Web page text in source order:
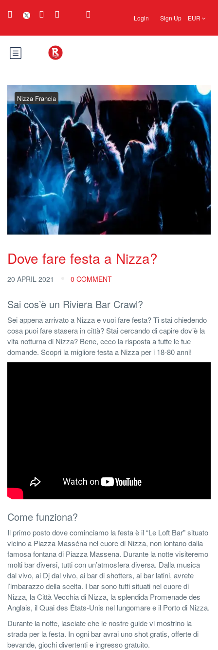
Login Sign Up EUR
Nizza Francia
Dove fare festa a Nizza?
20 APRIL 2021 0 COMMENT
Sai cos’è un Riviera Bar Crawl?
Sei appena arrivato a Nizza e vuoi fare festa? Ti stai chiedendo
cosa puoi fare stasera in città? Stai cercando di capire dov’è la
vita notturna di Nizza? Bene, ecco la risposta a tutte le tue
domande. Scopri la migliore festa a Nizza per i 18-80 anni!
Come funziona?
Il primo posto dove cominciamo la festa è il “Le Loft Bar” situato
vicino a Piazza Masséna nel cuore di Nizza, non lontano dalla
famosa fontana di Piazza Massena. Durante la notte visiteremo
molti bar diversi, tutti con un’atmosfera diversa. Dalla musica
dal vivo, ai Dj dal vivo, ai bar di shotters, ai bar latini, avrete
l’imbarazzo della scelta. I bar sono tutti situati nel cuore di
Nizza, la Città Vecchia di Nizza, la splendida Promenade des
Anglais, il Quai des États-Unis nel lungomare e il Porto di Nizza.
Durante la notte, lasciate che le nostre guide vi mostrino la
strada per la festa. In ogni bar avrai uno shot gratis, offerte di
bevande, giochi divertenti e ingresso gratuito.